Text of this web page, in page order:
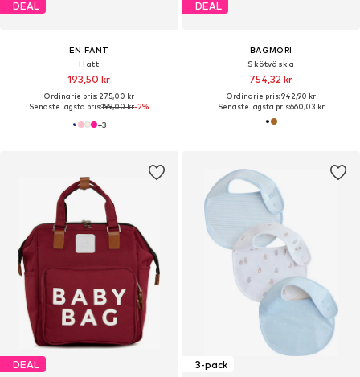
DEAL
EN FANT
Hatt
193,50 kr
Ordinarie pris: 275,00 kr
Senaste lägsta pris:199,00 kr-2%
+3
DEAL
BAGMORI
Skötväska
754,32 kr
Ordinarie pris: 942,90 kr
Senaste lägsta pris:660,03 kr
DEAL 3-pack